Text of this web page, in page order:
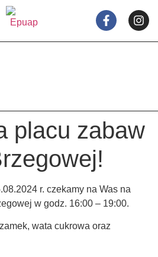
placu zabaw
r. czekamy na Was na
w godz. 16:00 – 19:00.
wata cukrowa oraz